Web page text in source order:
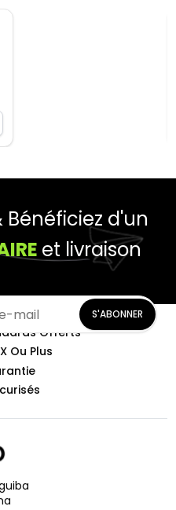
Bénéficiez d'un
et livraison
S'ABONNER
Offerts
Ou Plus